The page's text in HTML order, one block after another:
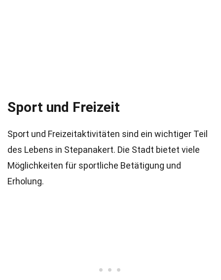
Sport und Freizeit
Sport und Freizeitaktivitäten sind ein wichtiger Teil
des Lebens in Stepanakert. Die Stadt bietet viele
Möglichkeiten für sportliche Betätigung und
Erholung.